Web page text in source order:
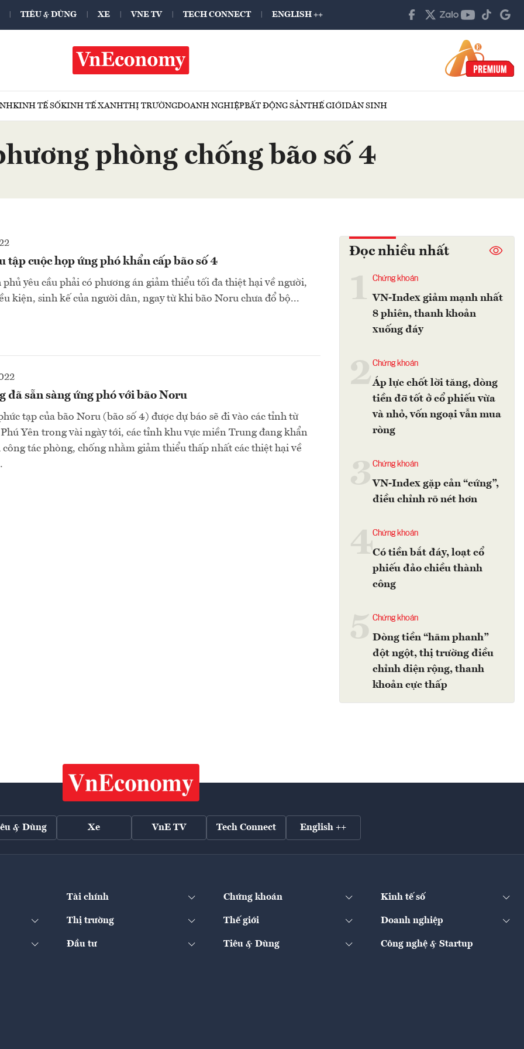
TIÊU & DÙNG XE VNE TV TECH CONNECT ENGLISH ++
KINH TẾ SỐKINH TẾ XANHTHỊ TRƯỜNGDOANH NGHIỆPBẤT ĐỘNG SẢNTHẾ GIỚIDÂN SINH
phòng chống bão số 4
tập cuộc họp ứng phó khẩn cấp bão số 4
yêu cầu phải có phương án giảm thiểu tối đa thiệt hại về người,
kiện, sinh kế của người dân, ngay từ khi bão Noru chưa đổ bộ...
đã sẵn sàng ứng phó với bão Noru
tạp của bão Noru (bão số 4) được dự báo sẽ đi vào các tỉnh từ
Yên trong vài ngày tới, các tỉnh khu vực miền Trung đang khẩn
tác phòng, chống nhằm giảm thiểu thấp nhất các thiệt hại về
Đọc nhiều nhất
Chứng khoán
VN-Index giảm mạnh nhất
8 phiên, thanh khoản
xuống đáy
2Chứng khoán
Áp lực chốt lời tăng, dòng
tiền đỡ tốt ở cổ phiếu vừa
và nhỏ, vốn ngoại vẫn mua
ròng
Chứng khoán
VN-Index gặp cản “cứng”,
điều chỉnh rõ nét hơn
4Chứng khoán
Có tiền bắt đáy, loạt cổ
phiếu đảo chiều thành
công
Chứng khoán
Dòng tiền “hãm phanh”
đột ngột, thị trường điều
chỉnh diện rộng, thanh
khoản cực thấp
& Dùng Xe VnE TV Tech Connect English ++
Tài chính Chứng khoán Kinh tế số
Thị trường Thế giới Doanh nghiệp
Đầu tư Tiêu & Dùng Công nghệ & Startup